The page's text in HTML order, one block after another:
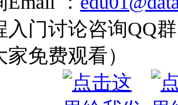
QQ：
否对此课程还有
得到解答
统一咨询热线: